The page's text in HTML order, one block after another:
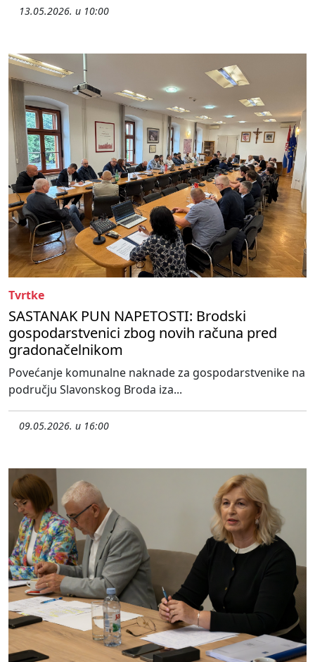
13.05.2026. u 10:00
Tvrtke
SASTANAK PUN NAPETOSTI: Brodski
gospodarstvenici zbog novih računa pred
gradonačelnikom
Povećanje komunalne naknade za gospodarstvenike na
području Slavonskog Broda iza...
09.05.2026. u 16:00